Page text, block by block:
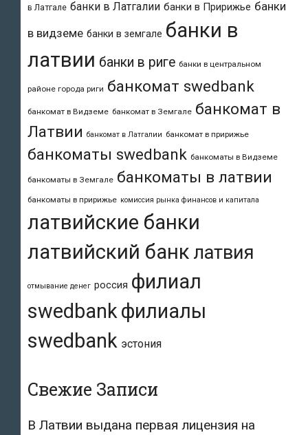
в Латгале банки в Латгалии банки в Пририжье банки
в видземе банки в земгале банки в
латвии банки в риге банки в центральном
районе города риги банкомат swedbank
банкомат в Видземе банкомат в Земгале банкомат в
Латвии банкомат в Латгалии банкомат в пририжье
банкоматы swedbank банкоматы в Видземе
банкоматы в Земгале банкоматы в латвии
банкоматы в пририжье комиссия рынка финансов и капитала
латвийские банки
латвийский банк латвия
отмывание денег россия филиал
swedbankфилиалы
swedbank эстония
Свежие Записи
В Латвии выдана первая лицензия на